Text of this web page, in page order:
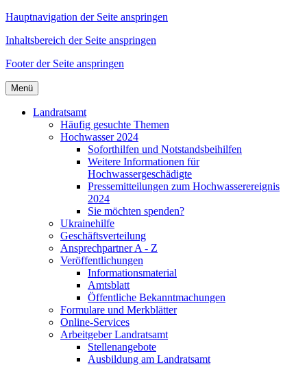
Hauptnavigation der Seite anspringen
Inhaltsbereich der Seite anspringen
Footer der Seite anspringen
Menü
Landratsamt
Häufig gesuchte Themen
Hochwasser 2024
Soforthilfen und Notstandsbeihilfen
Weitere Informationen für
Hochwassergeschädigte
Pressemitteilungen zum Hochwasserereignis
2024
Sie möchten spenden?
Ukrainehilfe
Geschäftsverteilung
Ansprechpartner A - Z
Veröffentlichungen
Informationsmaterial
Amtsblatt
Öffentliche Bekanntmachungen
Formulare und Merkblätter
Online-Services
Arbeitgeber Landratsamt
Stellenangebote
Ausbildung am Landratsamt